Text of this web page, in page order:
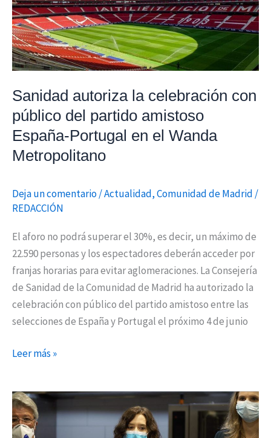
Sanidad autoriza la celebración con
público del partido amistoso
España-Portugal en el Wanda
Metropolitano
Deja un comentario/Actualidad,Comunidad de Madrid/
REDACCIÓN
El aforo no podrá superar el 30%, es decir, un máximo de
22.590 personas y los espectadores deberán acceder por
franjas horarias para evitar aglomeraciones. La Consejería
de Sanidad de la Comunidad de Madrid ha autorizado la
celebración con público del partido amistoso entre las
selecciones de España y Portugal el próximo 4 de junio
con
público
del
partido
amistoso
España-
Portugal
en
el
Wanda
Leer más »
El
Atlético
de